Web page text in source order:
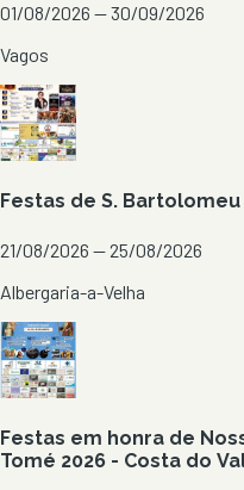
01/08/2026 — 30/09/2026
Vagos
Festas de S.
21/08/2026 — 25/08/2026
Albergaria-a-Velha
Festas em honra de
Tomé 2026 - Costa do